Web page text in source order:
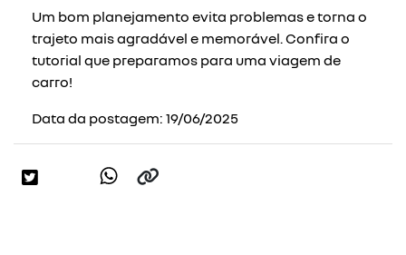
Um bom planejamento evita problemas e torna o
trajeto mais agradável e memorável. Confira o
tutorial que preparamos para uma viagem de
carro!
Data da postagem: 19/06/2025